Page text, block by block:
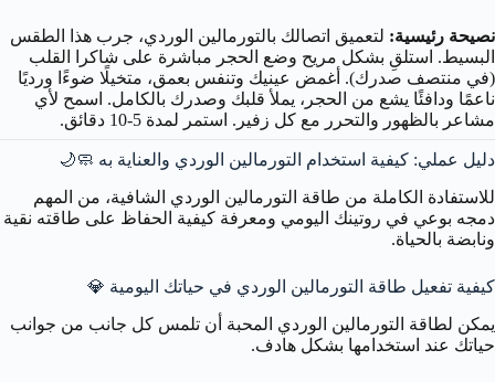
نصيحة رئيسية: لتعميق اتصالك بالتورمالين الوردي، جرب هذا الطقس
البسيط. استلقِ بشكل مريح وضع الحجر مباشرة على شاكرا القلب
(في منتصف صدرك). أغمض عينيك وتنفس بعمق، متخيلًا ضوءًا ورديًا
ناعمًا ودافئًا يشع من الحجر، يملأ قلبك وصدرك بالكامل. اسمح لأي
مشاعر بالظهور والتحرر مع كل زفير. استمر لمدة 5-10 دقائق.
دليل عملي: كيفية استخدام التورمالين الوردي والعناية به 🧼🌙
للاستفادة الكاملة من طاقة التورمالين الوردي الشافية، من المهم
دمجه بوعي في روتينك اليومي ومعرفة كيفية الحفاظ على طاقته نقية
ونابضة بالحياة.
كيفية تفعيل طاقة التورمالين الوردي في حياتك اليومية 💎
يمكن لطاقة التورمالين الوردي المحبة أن تلمس كل جانب من جوانب
حياتك عند استخدامها بشكل هادف.